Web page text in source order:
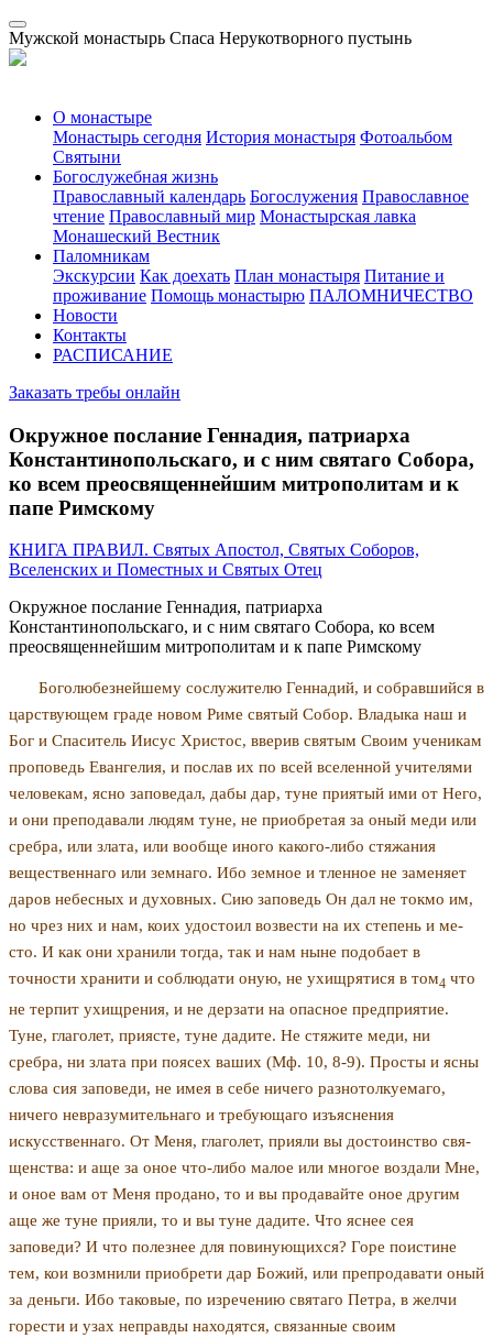
Мужской монастырь Спаса Нерукотворного пустынь
О монастыре
Монастырь сегодня История монастыря Фотоальбом
Святыни
Богослужебная жизнь
Православный календарь Богослужения Православное
чтение Православный мир Монастырская лавка
Монашеский Вестник
Паломникам
Экскурсии Как доехать План монастыря Питание и
проживание Помощь монастырю ПАЛОМНИЧЕСТВО
Новости
Контакты
РАСПИСАНИЕ
Заказать требы онлайн
Окружное послание Геннадия, патриарха
Константинопольскаго, и с ним святаго Собора,
ко всем преосвященнейшим митрополитам и к
папе Римскому
КНИГА ПРАВИЛ. Святых Апостол, Святых Соборов,
Вселенских и Поместных и Святых Отец
Окружное послание Геннадия, патриарха
Константинопольскаго, и с ним святаго Собора, ко всем
преосвященнейшим митрополитам и к папе Римскому
Боголюбезнейшему сослужителю Геннадий, и со­бравшийся в
царствующем граде новом Риме святый Собор. Владыка наш и
Бог и Спаситель Иисус Хри­стос, вверив святым Своим ученикам
проповедь Еван­гелия, и послав их по всей вселенной учителями
чело­векам, ясно заповедал, дабы дар, туне приятый ими от Него,
и они преподавали людям туне, не приобретая за оный меди или
сребра, или злата, или вообще иного какого-либо стяжания
вещественнаго или земнаго. Ибо земное и тленное не заменяет
даров небесных и духовных. Сию заповедь Он дал не токмо им,
но чрез них и нам, коих удостоил возвести на их степень и ме­
сто. И как они хранили тогда, так и нам ныне подобает в
точности хранити и соблюдати оную, не ухищрятися в том4 что
не терпит ухищрения, и не дерзати на опас­ное предприятие.
Туне, глаголет, приясте, туне дадите. Не стяжите меди, ни
сребра, ни злата при поясех ва­ших (Мф. 10, 8-9). Просты и ясны
слова сия заповеди, не имея в себе ничего разнотолкуемаго,
ничего невразумительнаго и требующаго изъяснения
искусственнаго. От Меня, глаголет, прияли вы достоинство свя­
щенства: и аще за оное что-либо малое или многое воздали Мне,
и оное вам от Меня продано, то и вы продавайте оное другим
аще же туне прияли, то и вы туне дадите. Что яснее сея
заповеди? И что полезнее для повинующихся? Горе поистине
тем, кои возмнили приобрети дар Божий, или препродавати оный
за деньги. Ибо таковые, по изречению святаго Петра, в желчи
горести и узах неправды находятся, связанные своим